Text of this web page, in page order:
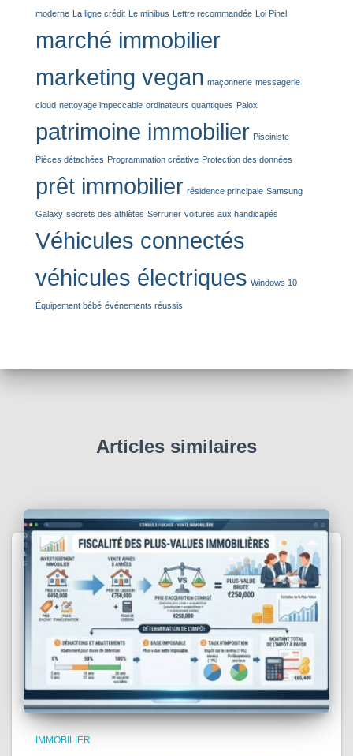
moderne La ligne crédit Le minibus Lettre recommandée Loi Pinel
marché immobilier
marketing vegan maçonnerie messagerie
cloud nettoyage impeccable ordinateurs quantiques Palox
patrimoine immobilier Pisciniste
Pièces détachées Programmation créative Protection des données
prêt immobilier résidence principale Samsung
Galaxy secrets des athlètes Serrurier voitures aux handicapés
Véhicules connectés
véhicules électriques Windows 10
Équipement bébé événements réussis
Articles similaires
IMMOBILIER